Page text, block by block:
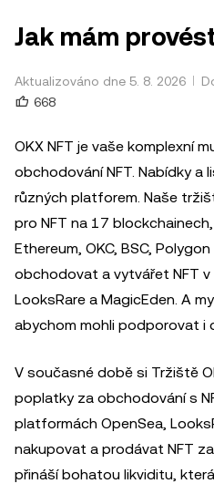
Jak mám
Aktualizováno dne 5. 8. 2026
668
OKX NFT je vaše komplexní
obchodování NFT. Nabídky a
různých platforem. Naše
pro NFT na 17
Ethereum, OKC, BSC,
obchodovat a vytvářet NFT v
LooksRare a MagicEden. A
abychom mohli podporovat i
V současné době si Tržiště
poplatky za obchodování s
platformách OpenSea,
nakupovat a prodávat NFT
přináší bohatou likviditu,